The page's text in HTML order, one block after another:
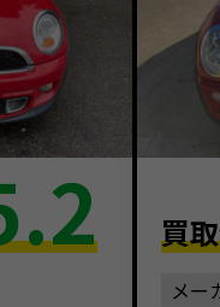
買
メー